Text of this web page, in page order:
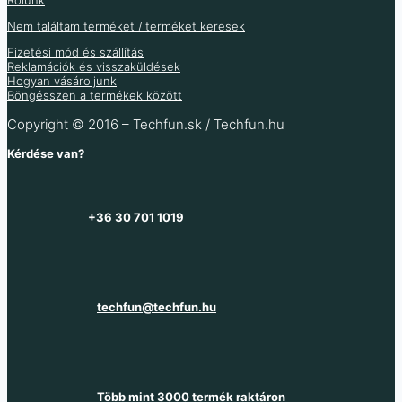
Raktáron 43 db
Nem találtam terméket / terméket keresek
Fizetési mód és szállítás
Reklamációk és visszaküldések
Hogyan vásároljunk
Böngésszen a termékek között
Copyright © 2016 – Techfun.sk / Techfun.hu
Kérdése van?
+36 30 701 1019
techfun@techfun.hu
Több mint 3000 termék raktáron